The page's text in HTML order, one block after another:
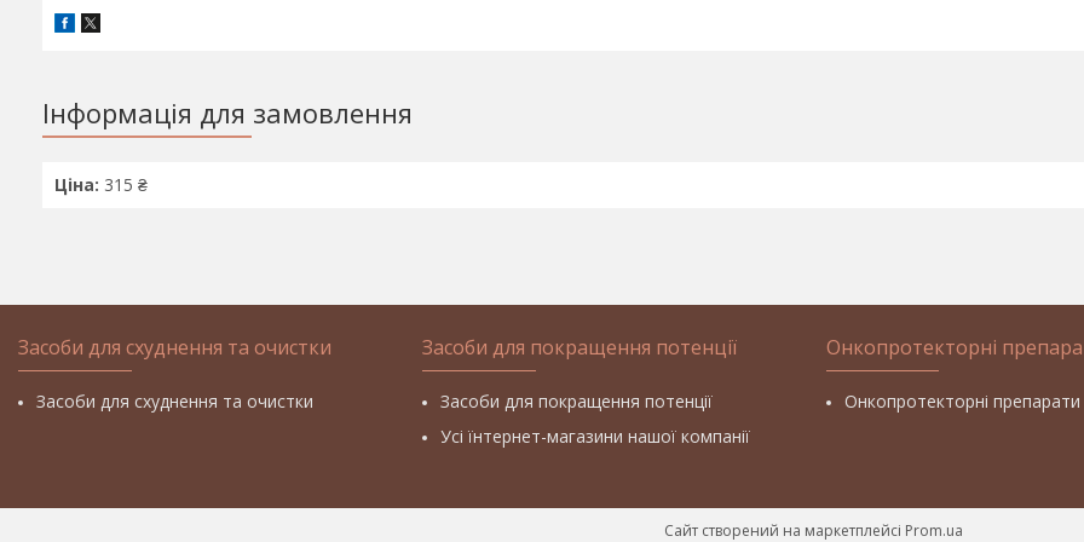
Інформація для замовлення
Ціна: 315 ₴
Засоби для схуднення та очистки
Засоби для схуднення та очистки
Засоби для покращення потенції
Засоби для покращення потенції
Усі їнтернет-магазини нашої компанії
Онкопротекторні
Онкопротекторні препарати
Сайт створений на маркетплейсі Prom.ua